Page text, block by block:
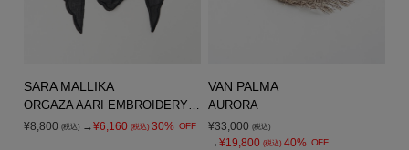
SARA MALLIKA
¥8,800 (税込) →¥6,160 (税込) 30% OFF
VAN PALMA
AURORA
¥33,000 (税込)
→¥19,800 (税込) 40% OFF